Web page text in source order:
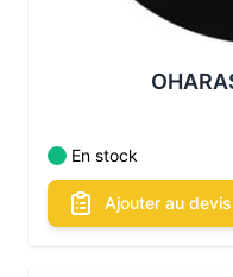
En stock
Ajouter au devis